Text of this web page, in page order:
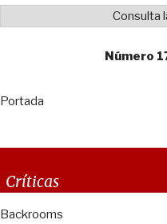
Consulta
Número
Portada
Críticas
Backrooms